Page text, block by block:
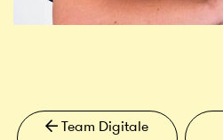
Team Digitale